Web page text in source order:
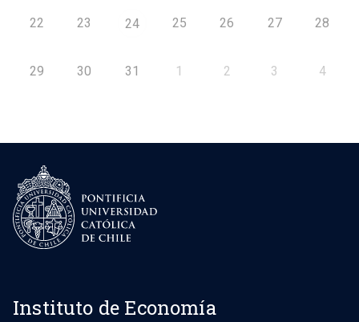
22 23 24 25 26 27 28
29 30 31 1 2 3 4
Instituto de Economía